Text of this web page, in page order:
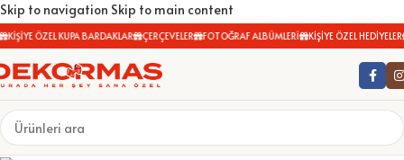
Skip to navigation Skip to main content
KİŞİYE ÖZEL KUPA BARDAKLAR ÇERÇEVELER FOTOĞRAF ALBÜMLERİ KİŞİYE ÖZEL HEDİYELER